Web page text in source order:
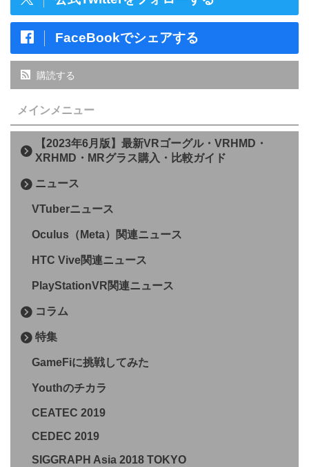
FaceBookでシェアする
購読する
メインメニュー
【2023年6月版】最新VRゴーグル・VRHMD・
XRHMD・MRグラス購入・比較ガイド
ニュース
VTuberニュース
Oculus（Meta）関連ニュース
HTC Vive関連ニュース
PlayStationVR関連ニュース
コラム
特集
GameFiに挑戦してみた
Youthのチカラ
CEATEC 2019
CEDEC 2019
SIGGRAPH Asia 2018 TOKYO